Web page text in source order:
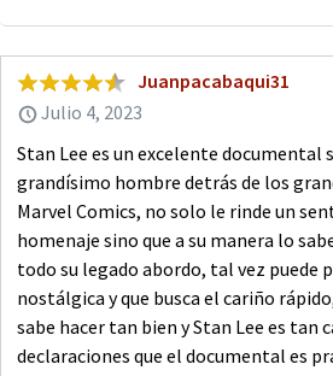
Juanpacabaqui31
Julio 4, 2023
Stan Lee es un excelente documental
grandísimo hombre detrás de los
Marvel Comics, no solo le rinde un
homenaje sino que a su manera lo
todo su legado abordo, tal vez puede
nostálgica y que busca el cariño
sabe hacer tan bien y Stan Lee es tan
declaraciones que el documental es